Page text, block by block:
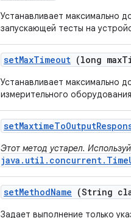
Устанавливает максимально
запускающей тесты на
setMaxTimeout (long max
Устанавливает максимально
измерительного
setMaxtimeToOutput
Этот метод устарел.
setMethodName (String
Задает выполнение только